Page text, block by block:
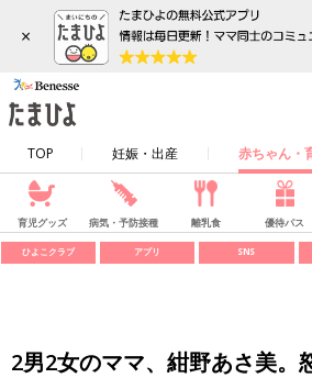
×
TOP 妊娠・出産 赤ちゃん・
育児グッズ 病気・予防接種 離乳食 優待パス
ひよこクラブ アプリ SNS
2男2女のママ、紺野あさ美。